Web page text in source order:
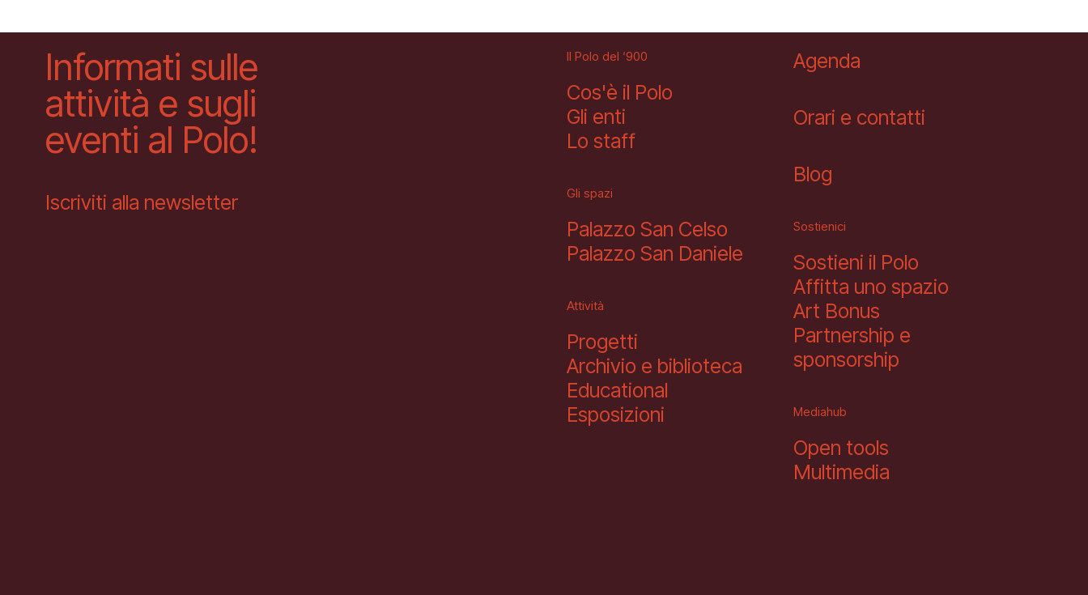
Informati sulle
attività e sugli
eventi al Polo!
Iscriviti alla newsletter
Il Polo del ‘900
Cos'è il Polo
Gli enti
Lo staff
Gli spazi
Palazzo San Celso
Palazzo San Daniele
Attività
Progetti
Archivio e biblioteca
Educational
Esposizioni
Agenda
Orari e contatti
Blog
Sostienici
Sostieni il Polo
Affitta uno spazio
Art Bonus
Partnership e
sponsorship
Mediahub
Open tools
Multimedia